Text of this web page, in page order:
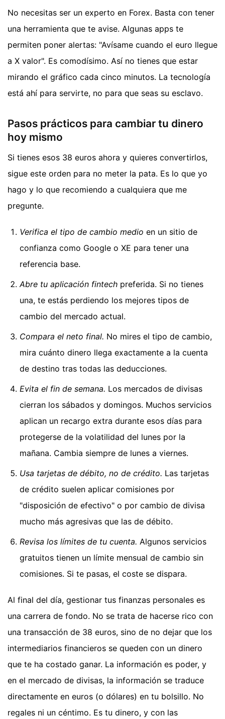
No necesitas ser un experto en Forex. Basta con tener
una herramienta que te avise. Algunas apps te
permiten poner alertas: "Avísame cuando el euro llegue
a X valor". Es comodísimo. Así no tienes que estar
mirando el gráfico cada cinco minutos. La tecnología
está ahí para servirte, no para que seas su esclavo.
Pasos prácticos para cambiar tu dinero
hoy mismo
Si tienes esos 38 euros ahora y quieres convertirlos,
sigue este orden para no meter la pata. Es lo que yo
hago y lo que recomiendo a cualquiera que me
pregunte.
Verifica el tipo de cambio medio en un sitio de
confianza como Google o XE para tener una
referencia base.
Abre tu aplicación fintech preferida. Si no tienes
una, te estás perdiendo los mejores tipos de
cambio del mercado actual.
Compara el neto final. No mires el tipo de cambio,
mira cuánto dinero llega exactamente a la cuenta
de destino tras todas las deducciones.
Evita el fin de semana. Los mercados de divisas
cierran los sábados y domingos. Muchos servicios
aplican un recargo extra durante esos días para
protegerse de la volatilidad del lunes por la
mañana. Cambia siempre de lunes a viernes.
Usa tarjetas de débito, no de crédito. Las tarjetas
de crédito suelen aplicar comisiones por
"disposición de efectivo" o por cambio de divisa
mucho más agresivas que las de débito.
Revisa los límites de tu cuenta. Algunos servicios
gratuitos tienen un límite mensual de cambio sin
comisiones. Si te pasas, el coste se dispara.
Al final del día, gestionar tus finanzas personales es
una carrera de fondo. No se trata de hacerse rico con
una transacción de 38 euros, sino de no dejar que los
intermediarios financieros se queden con un dinero
que te ha costado ganar. La información es poder, y
en el mercado de divisas, la información se traduce
directamente en euros (o dólares) en tu bolsillo. No
regales ni un céntimo. Es tu dinero, y con las